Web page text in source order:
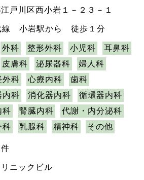
戸川区西小岩１－２３－１
線 小岩駅から 徒歩１分
外科 整形外科 小児科
耳鼻科
皮膚科 泌尿器科
婦人科
外科
心療内科
歯科
内科
消化器内科
循環器内科
科
腎臓内科
代謝・内分泌科
科
乳腺科 精神科 その他
ニックビル